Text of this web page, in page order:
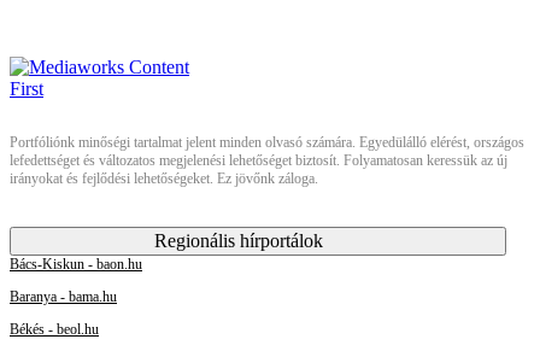
Portfóliónk minőségi tartalmat jelent minden olvasó számára. Egyedülálló elérést, országos
lefedettséget és változatos megjelenési lehetőséget biztosít. Folyamatosan keressük az új
irányokat és fejlődési lehetőségeket. Ez jövőnk záloga.
Regionális hírportálok
Bács-Kiskun - baon.hu
Baranya - bama.hu
Békés - beol.hu